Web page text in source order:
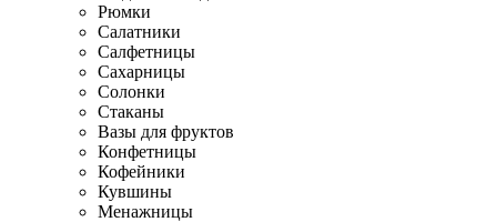
Рюмки
Салатники
Салфетницы
Сахарницы
Солонки
Стаканы
Вазы для фруктов
Конфетницы
Кофейники
Кувшины
Менажницы